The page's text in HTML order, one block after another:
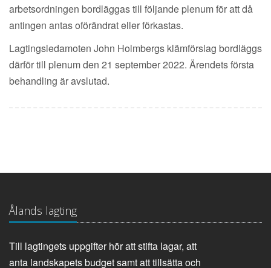
arbetsordningen bordläggas till följande plenum för att då
antingen antas oförändrat eller förkastas.
Lagtingsledamoten John Holmbergs klämförslag bordläggs
därför till plenum den 21 september 2022. Ärendets första
behandling är avslutad.
Ålands lagting
Till lagtingets uppgifter hör att stifta lagar, att
anta landskapets budget samt att tillsätta och